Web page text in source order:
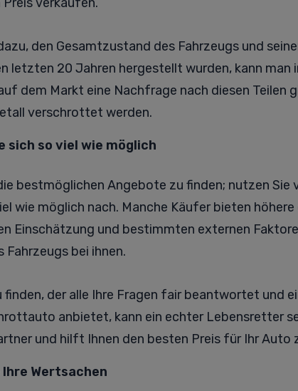
den Gesamtzustand des Fahrzeugs und
letzten 20 Jahren hergestellt wurden, kann man
dem Markt eine Nachfrage nach diesen Teilen
verschrottet werden.
sich so viel wie möglich
bestmöglichen Angebote zu finden; nutzen Sie
wie möglich nach. Manche Käufer bieten
Einschätzung und bestimmten externen
Fahrzeugs bei ihnen.
finden, der alle Ihre Fragen fair beantwortet und
anbietet, kann ein echter Lebensretter
und hilft Ihnen den besten Preis für Ihr Auto
Wertsachen